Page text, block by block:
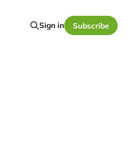
Sign in Subscribe